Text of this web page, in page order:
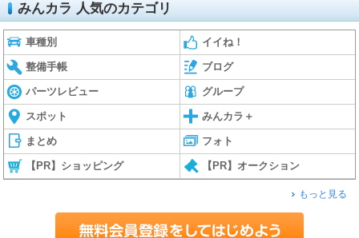
みんカラ 人気のカテゴリ
車種別 イイね！
整備手帳 ブログ
パーツレビュー グループ
スポット みんカラ＋
まとめ フォト
【PR】ショッピング 【PR】オークション
もっと見る